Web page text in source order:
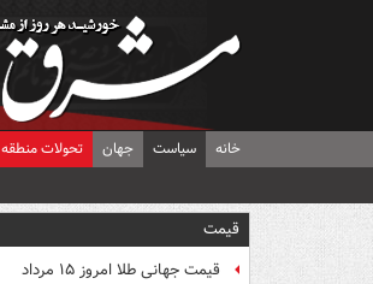
خانه سیاست جهان تحولات منطقه
قیمت
قیمت جهانی طلا امروز ۱۵ مرداد